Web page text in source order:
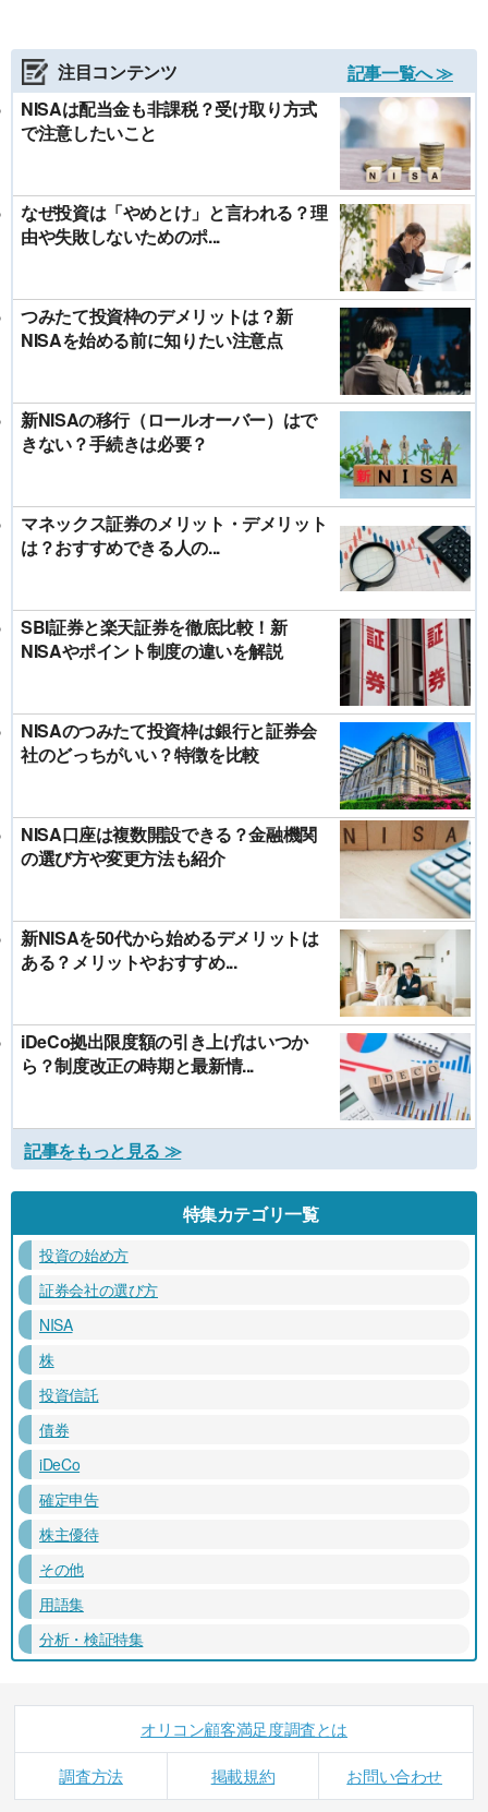
注目コンテンツ
記事一覧へ ≫
NISAは配当金も非課税？受け取り方式
で注意したいこと
なぜ投資は「やめとけ」と言われる？理
由や失敗しないためのポ...
つみたて投資枠のデメリットは？新
NISAを始める前に知りたい注意点
新NISAの移行（ロールオーバー）はで
きない？手続きは必要？
マネックス証券のメリット・デメリット
は？おすすめできる人の...
SBI証券と楽天証券を徹底比較！新
NISAやポイント制度の違いを解説
NISAのつみたて投資枠は銀行と証券会
社のどっちがいい？特徴を比較
NISA口座は複数開設できる？金融機関
の選び方や変更方法も紹介
新NISAを50代から始めるデメリットは
ある？メリットやおすすめ...
iDeCo拠出限度額の引き上げはいつか
ら？制度改正の時期と最新情...
記事をもっと見る ≫
特集カテゴリ一覧
投資の始め方
証券会社の選び方
NISA
株
投資信託
債券
iDeCo
確定申告
株主優待
その他
用語集
分析・検証特集
オリコン顧客満足度調査とは
調査方法 掲載規約 お問い合わせ